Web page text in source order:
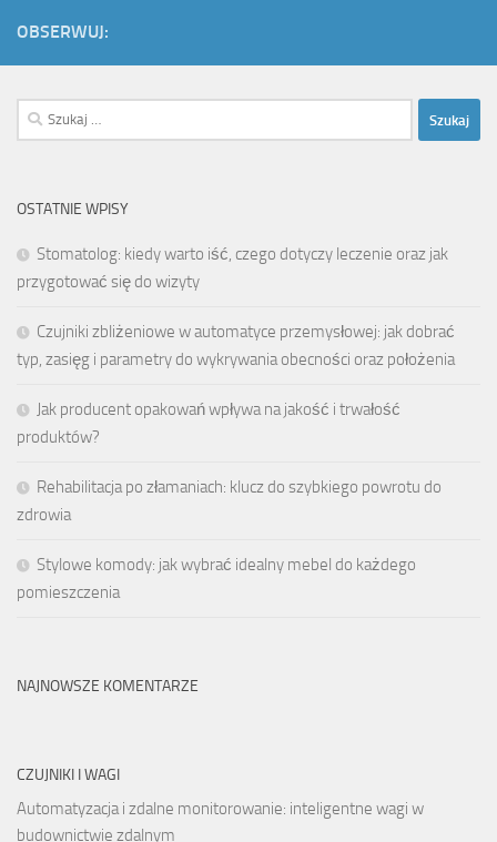
OBSERWUJ:
Szukaj:
OSTATNIE WPISY
Stomatolog: kiedy warto iść, czego dotyczy leczenie oraz jak
przygotować się do wizyty
Czujniki zbliżeniowe w automatyce przemysłowej: jak dobrać
typ, zasięg i parametry do wykrywania obecności oraz położenia
Jak producent opakowań wpływa na jakość i trwałość
produktów?
Rehabilitacja po złamaniach: klucz do szybkiego powrotu do
zdrowia
Stylowe komody: jak wybrać idealny mebel do każdego
pomieszczenia
NAJNOWSZE KOMENTARZE
CZUJNIKI I WAGI
Automatyzacja i zdalne monitorowanie: inteligentne wagi w
budownictwie zdalnym